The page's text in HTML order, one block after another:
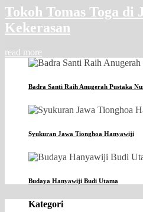
Tokoh Tomas Toga
Kekerasan
read more
Badra Santi Raih Anugerah Pustaka
Syukuran Jawa Tionghoa Hanyawiji
Budaya Hanyawiji Budi Utama
Kategori